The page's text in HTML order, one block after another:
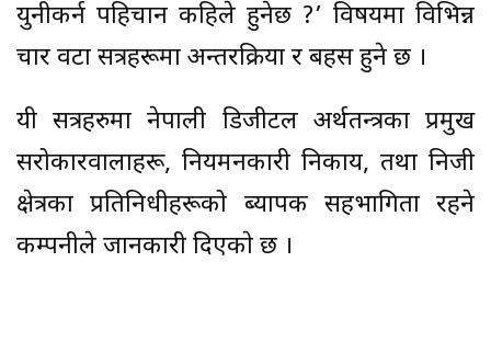
युनीकर्न पहिचान कहिले हुनेछ ?’ विषयमा विभिन्न
चार वटा सत्रहरूमा अन्तरक्रिया र बहस हुने छ ।
यी सत्रहरुमा नेपाली डिजीटल अर्थतन्त्रका प्रमुख
सरोकारवालाहरू, नियमनकारी निकाय, तथा निजी
क्षेत्रका प्रतिनिधीहरूको ब्यापक सहभागिता रहने
कम्पनीले जानकारी दिएकाे छ ।